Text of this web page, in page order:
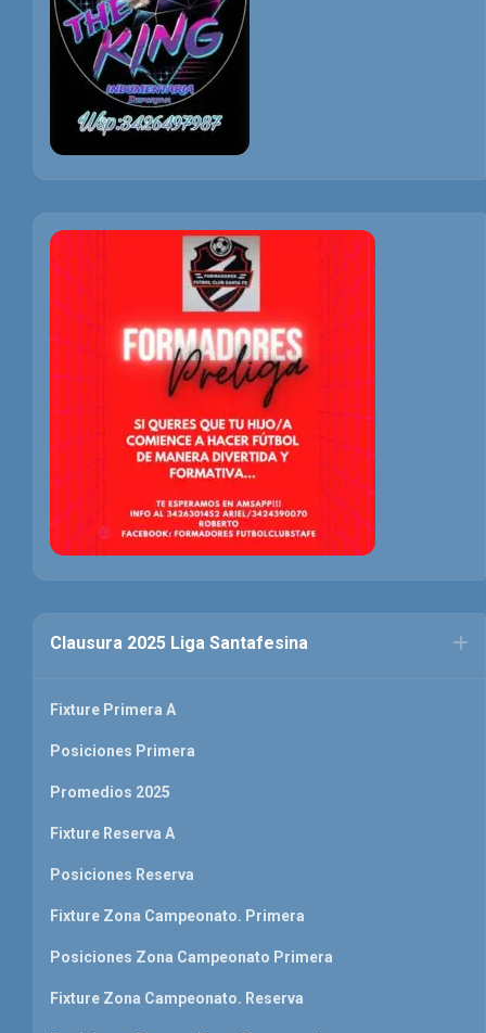
Clausura 2025 Liga Santafesina
Fixture Primera A
Posiciones Primera
Promedios 2025
Fixture Reserva A
Posiciones Reserva
Fixture Zona Campeonato. Primera
Posiciones Zona Campeonato Primera
Fixture Zona Campeonato. Reserva